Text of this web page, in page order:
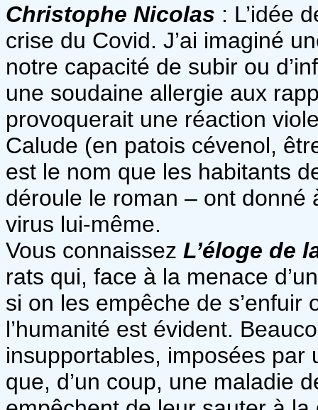
Christophe Nicolas : L’idée
crise du Covid. J’ai imaginé
notre capacité de subir ou
une soudaine allergie aux
provoquerait une réaction
Calude (en patois cévenol,
est le nom que les habitants
déroule le roman – ont donné
virus lui-même.
Vous connaissez L’éloge de
rats qui, face à la menace
si on les empêche de
l’humanité est évident.
insupportables, imposées
que, d’un coup, une maladie